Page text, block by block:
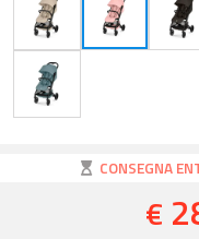
CONSEGNA
€